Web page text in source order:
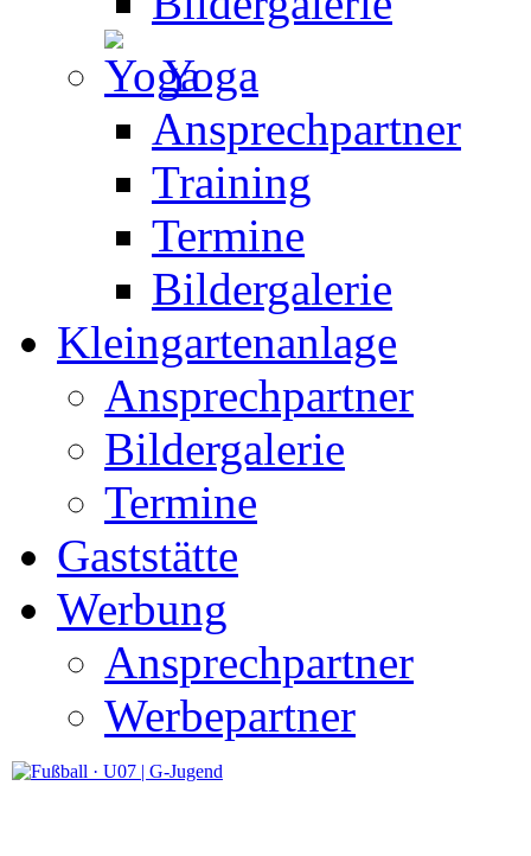
Yoga
Ansprechpartner
Training
Termine
Bildergalerie
Kleingartenanlage
Ansprechpartner
Bildergalerie
Termine
Gaststätte
Werbung
Ansprechpartner
Werbepartner